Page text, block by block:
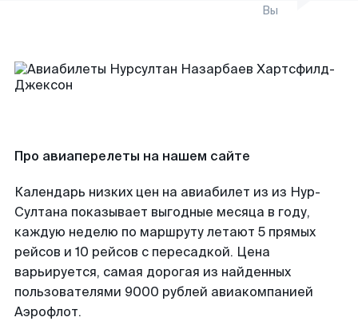
Вы
Про авиаперелеты на нашем сайте
Календарь низких цен на авиабилет из из Нур-
Султана показывает выгодные месяца в году,
каждую неделю по маршруту летают 5 прямых
рейсов и 10 рейсов с пересадкой. Цена
варьируется, самая дорогая из найденных
пользователями 9000 рублей авиакомпанией
Аэрофлот.